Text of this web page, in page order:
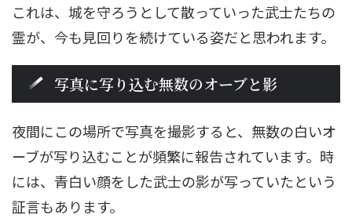
これは、城を守ろうとして散っていった武士たちの
霊が、今も見回りを続けている姿だと思われます。
写真に写り込む無数のオーブと影
夜間にこの場所で写真を撮影すると、無数の白いオ
ーブが写り込むことが頻繁に報告されています。時
には、青白い顔をした武士の影が写っていたという
証言もあります。